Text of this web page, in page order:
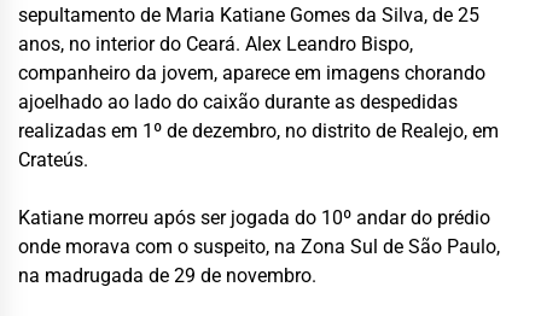
sepultamento de Maria Katiane Gomes da Silva, de 25
anos, no interior do Ceará. Alex Leandro Bispo,
companheiro da jovem, aparece em imagens chorando
ajoelhado ao lado do caixão durante as despedidas
realizadas em 1º de dezembro, no distrito de Realejo, em
Crateús.
Katiane morreu após ser jogada do 10º andar do prédio
onde morava com o suspeito, na Zona Sul de São Paulo,
na madrugada de 29 de novembro.